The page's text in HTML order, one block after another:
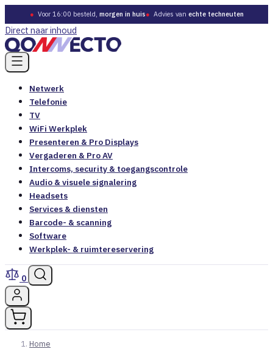
● Voor 16:00 besteld, morgen in huis● Advies van echte techneuten
Direct naar inhoud
Netwerk
Telefonie
TV
WiFi Werkplek
Presenteren & Pro Displays
Vergaderen & Pro AV
Intercoms, security & toegangscontrole
Audio & visuele signalering
Headsets
Services & diensten
Barcode- & scanning
Software
Werkplek- & ruimtereservering
0
Home